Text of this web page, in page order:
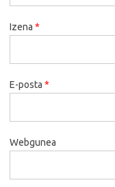
Izena *
E-posta *
Webgunea